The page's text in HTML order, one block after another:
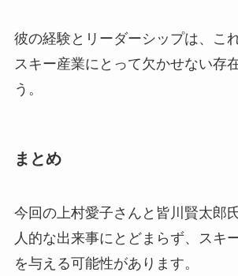
彼の経験とリーダーシップは、こ
スキー産業にとって欠かせない存
う。
まとめ
今回の上村愛子さんと皆川賢太郎
人的な出来事にとどまらず、スキ
を与える可能性があります。